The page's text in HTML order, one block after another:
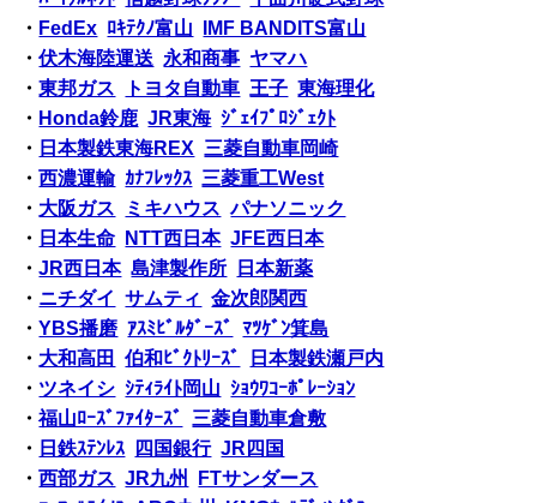
・ FedEx ﾛｷﾃｸﾉ富山
IMF BANDITS富山
・伏木海陸運送 永和商事 ヤマハ
・東邦ガス トヨタ自動車 王子 東海理化
・ Honda鈴鹿 JR東海 ｼﾞｪｲﾌﾟﾛｼﾞｪｸﾄ
・ 日本製鉄東海REX 三菱自動車岡崎
・西濃運輸 ｶﾅﾌﾚｯｸｽ 三菱重工West
・ 大阪ガス ミキハウス パナソニック
・ 日本生命 NTT西日本 JFE西日本
・JR西日本 島津製作所
日本新薬
・ ニチダイ サムティ
金次郎関西
・YBS播磨 ｱｽﾐﾋﾞﾙﾀﾞｰｽﾞ
ﾏﾂｹﾞﾝ箕島
・ 大和高田 伯和ﾋﾞｸﾄﾘｰｽﾞ
日本製鉄瀬戸内
・ ツネイシ ｼﾃｨﾗｲﾄ岡山 ｼｮｳﾜｺｰﾎﾟﾚｰｼｮﾝ
・福山ﾛｰｽﾞﾌｧｲﾀｰｽﾞ
三菱自動車倉敷
・ 日鉄ｽﾃﾝﾚｽ 四国銀行 JR四国
・西部ガス JR九州
FTサンダース